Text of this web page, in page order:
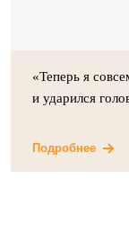
«Теперь я
и ударился
Подробнее